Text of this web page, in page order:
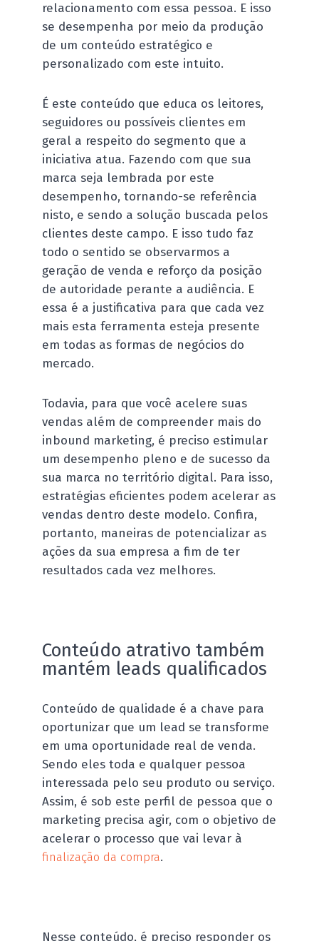
relacionamento com essa pessoa. E isso
se desempenha por meio da produção
de um conteúdo estratégico e
personalizado com este intuito.
É este conteúdo que educa os leitores,
seguidores ou possíveis clientes em
geral a respeito do segmento que a
iniciativa atua. Fazendo com que sua
marca seja lembrada por este
desempenho, tornando-se referência
nisto, e sendo a solução buscada pelos
clientes deste campo. E isso tudo faz
todo o sentido se observarmos a
geração de venda e reforço da posição
de autoridade perante a audiência. E
essa é a justificativa para que cada vez
mais esta ferramenta esteja presente
em todas as formas de negócios do
mercado.
Todavia, para que você acelere suas
vendas além de compreender mais do
inbound marketing, é preciso estimular
um desempenho pleno e de sucesso da
sua marca no território digital. Para isso,
estratégias eficientes podem acelerar as
vendas dentro deste modelo. Confira,
portanto, maneiras de potencializar as
ações da sua empresa a fim de ter
resultados cada vez melhores.
Conteúdo atrativo também
mantém leads qualificados
Conteúdo de qualidade é a chave para
oportunizar que um lead se transforme
em uma oportunidade real de venda.
Sendo eles toda e qualquer pessoa
interessada pelo seu produto ou serviço.
Assim, é sob este perfil de pessoa que o
marketing precisa agir, com o objetivo de
acelerar o processo que vai levar à
finalização da compra.
Nesse conteúdo, é preciso responder os